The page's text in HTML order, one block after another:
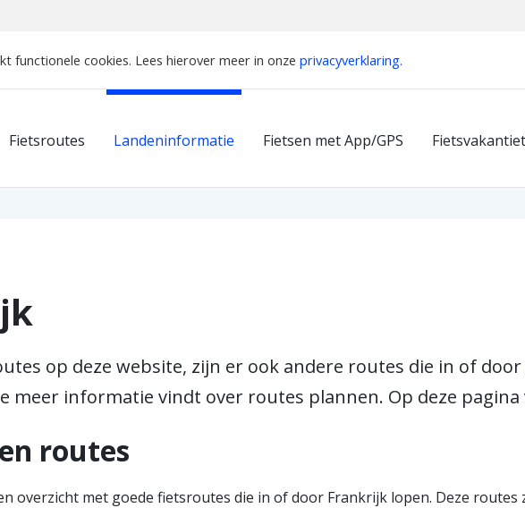
functionele cookies. Lees hierover meer in onze privacyverklaring.
Fietsroutes
Landeninformatie Fietsen met App/GPS
op deze website, zijn er ook andere routes die in of
meer informatie vindt over routes plannen. Op deze pagina
routes
overzicht met goede fietsroutes die in of door Frankrijk lopen. Deze